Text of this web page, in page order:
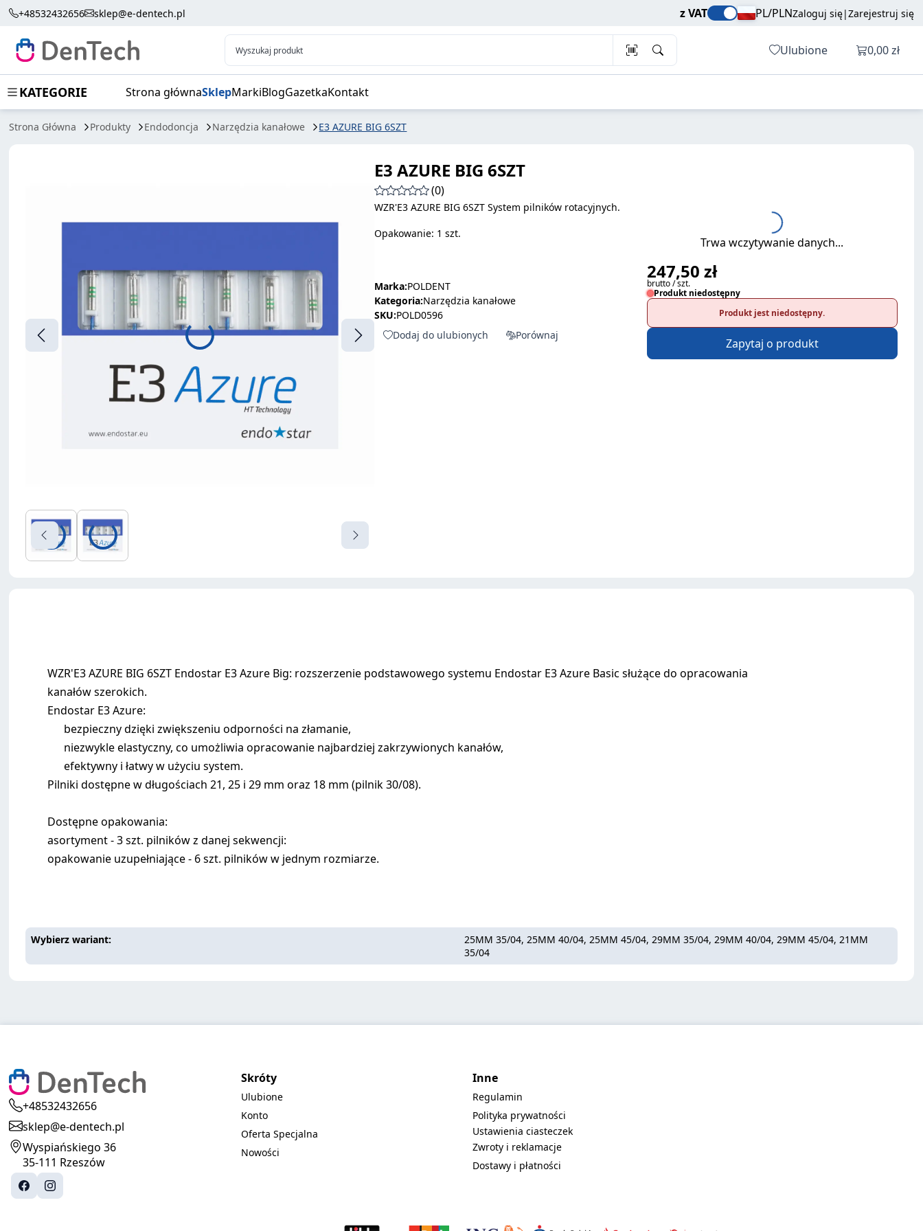
+48532432656 sklep@e-dentech.pl z VAT PL/PLNZaloguj się|Zarejestruj się
Wyszukaj produkt Ulubione Otwórz
0,00 zł
KATEGORIE Strona głównaSklepMarkiBlogGazetkaKontakt
Strona Główna Produkty Endodoncja Narzędzia kanałowe E3 AZURE BIG 6SZT
E3 AZURE BIG 6SZT brutto / szt. Dodaj do koszyka
E3 AZURE BIG 6SZT
(0)
WZR'E3 AZURE BIG 6SZT System pilników rotacyjnych.
Opakowanie: 1 szt.
Marka:POLDENT
Kategoria:Narzędzia kanałowe
SKU:POLD0596
Dodaj do ulubionych
Porównaj
Trwa wczytywanie danych...
247,50 zł
brutto / szt.
Produkt niedostępny
Produkt jest niedostępny.
Zapytaj o produkt
WZR'E3 AZURE BIG 6SZT Endostar E3 Azure Big: rozszerzenie podstawowego systemu Endostar E3 Azure Basic służące do opracowania
kanałów szerokich.
Endostar E3 Azure:
bezpieczny dzięki zwiększeniu odporności na złamanie,
niezwykle elastyczny, co umożliwia opracowanie najbardziej zakrzywionych kanałów,
efektywny i łatwy w użyciu system.
Pilniki dostępne w długościach 21, 25 i 29 mm oraz 18 mm (pilnik 30/08).
Dostępne opakowania:
asortyment - 3 szt. pilników z danej sekwencji:
opakowanie uzupełniające - 6 szt. pilników w jednym rozmiarze.
Wybierz wariant
25MM 35/04, 25MM 40/04, 25MM 45/04, 29MM 35/04, 29MM 40/04, 29MM 45/04, 21MM
35/04
+48532432656
sklep@e-dentech.pl
Wyspiańskiego 36
35-111 Rzeszów
Skróty
Ulubione
Konto
Oferta Specjalna
Nowości
Inne
Regulamin
Polityka prywatności
Ustawienia ciasteczek
Zwroty i reklamacje
Dostawy i płatności